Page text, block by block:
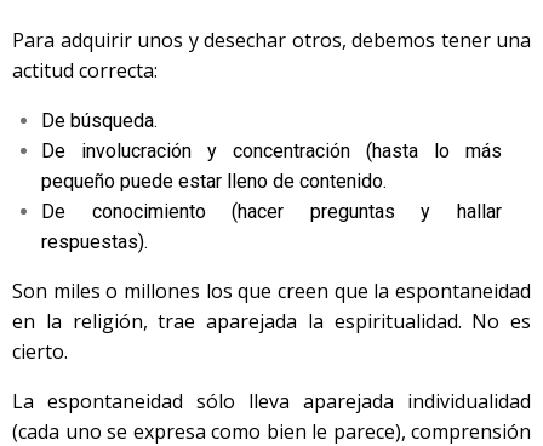
Para adquirir unos y desechar otros, debemos tener una
actitud correcta:
De búsqueda.
De involucración y concentración (hasta lo más
pequeño puede estar lleno de contenido.
De conocimiento (hacer preguntas y hallar
respuestas).
Son miles o millones los que creen que la espontaneidad
en la religión, trae aparejada la espiritualidad. No es
cierto.
La espontaneidad sólo lleva aparejada individualidad
(cada uno se expresa como bien le parece), comprensión